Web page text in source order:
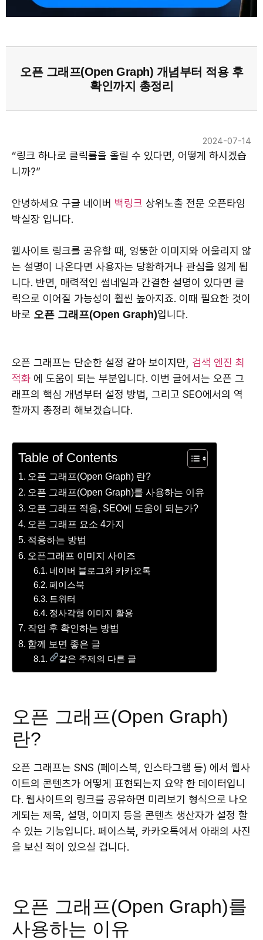
오픈 그래프(Open Graph) 개념부터 적용 후
확인까지 총정리
2024-07-14
“링크 하나로 클릭률을 올릴 수 있다면, 어떻게 하시겠습
니까?”
안녕하세요 구글 네이버 백링크 상위노출 전문 오픈타임
박실장 입니다.
웹사이트 링크를 공유할 때, 엉뚱한 이미지와 어울리지 않
는 설명이 나온다면 사용자는 당황하거나 관심을 잃게 됩
니다. 반면, 매력적인 썸네일과 간결한 설명이 있다면 클
릭으로 이어질 가능성이 훨씬 높아지죠. 이때 필요한 것이
바로 오픈 그래프(Open Graph)입니다.
오픈 그래프는 단순한 설정 같아 보이지만, 검색 엔진 최
적화 에 도움이 되는 부분입니다. 이번 글에서는 오픈 그
래프의 핵심 개념부터 설정 방법, 그리고 SEO에서의 역
할까지 총정리 해보겠습니다.
Table of Contents
오픈 그래프(Open Graph) 란?
오픈 그래프(Open Graph)를 사용하는 이유
오픈 그래프 적용, SEO에 도움이 되는가?
오픈 그래프 요소 4가지
적용하는 방법
오픈그래프 이미지 사이즈
네이버 블로그와 카카오톡
페이스북
트위터
정사각형 이미지 활용
작업 후 확인하는 방법
함께 보면 좋은 글
같은 주제의 다른 글
오픈 그래프(Open Graph)
란?
오픈 그래프는 SNS (페이스북, 인스타그램 등) 에서 웹사
이트의 콘텐츠가 어떻게 표현되는지 요약 한 데이터입니
다. 웹사이트의 링크를 공유하면 미리보기 형식으로 나오
게되는 제목, 설명, 이미지 등을 콘텐츠 생산자가 설정 할
수 있는 기능입니다. 페이스북, 카카오톡에서 아래의 사진
을 보신 적이 있으실 겁니다.
오픈 그래프(Open Graph)를
사용하는 이유